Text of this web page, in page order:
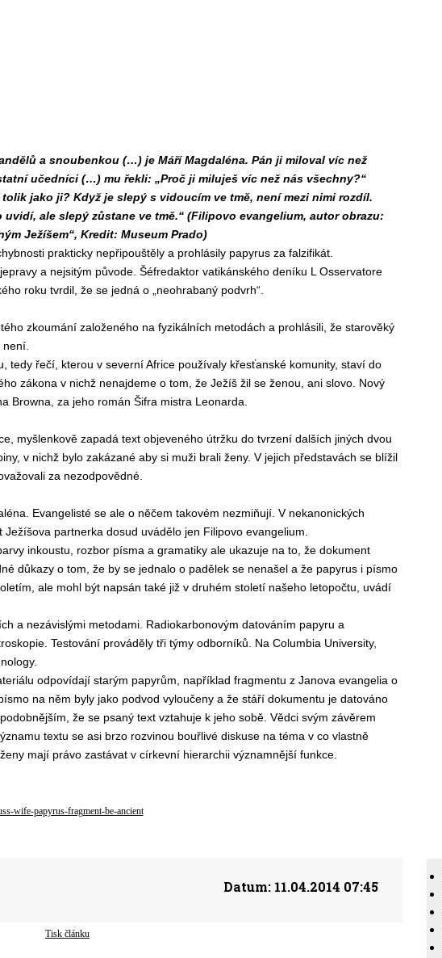
a snoubenkou (…) je Máří Magdaléna. Pán ji miloval víc než
učedníci (…) mu řekli: „Proč ji miluješ víc než nás všechny?“
jako ji? Když je slepý s vidoucím ve tmě, není mezi nimi rozdíl.
ale slepý zůstane ve tmě.“ (Filipovo evangelium, autor obrazu:
Ježíšem“, Kredit: Museum Prado)
prakticky nepřipouštěly a prohlásily papyrus za falzifikát.
a nejsitým původe. Šéfredaktor vatikánského deníku L Osservatore
roku tvrdil, že se jedná o „neohrabaný podvrh“.
zkoumání založeného na fyzikálních metodách a prohlásili, že starověký
tedy řečí, kterou v severní Africe používaly křesťanské komunity, staví do
zákona v nichž nenajdeme o tom, že Ježíš žil se ženou, ani slovo. Nový
Browna, za jeho román Šifra mistra Leonarda.
myšlenkově zapadá text objeveného útržku do tvrzení dalších jiných dvou
v nichž bylo zakázané aby si muži brali ženy. V jejich představách se blížil
za nezodpovědné.
Evangelisté se ale o něčem takovém nezmiňují. V nekanonických
partnerka dosud uvádělo jen Filipovo evangelium.
inkoustu, rozbor písma a gramatiky ale ukazuje na to, že dokument
důkazy o tom, že by se jednalo o padělek se nenašel a že papyrus i písmo
ale mohl být napsán také již v druhém století našeho letopočtu, uvádí
a nezávislými metodami. Radiokarbonovým datováním papyru a
Testování prováděly tři týmy odborníků. Na Columbia University,
odpovídají starým papyrům, například fragmentu z Janova evangelia o
na něm byly jako podvod vyloučeny a že stáří dokumentu je datováno
že se psaný text vztahuje k jeho sobě. Vědci svým závěrem
textu se asi brzo rozvinou bouřlivé diskuse na téma v co vlastně
mají právo zastávat v církevní hierarchii významnější funkce.
wife-papyrus-fragment-be-ancient
Datum:11.04.2014 07:45
Tisk článku